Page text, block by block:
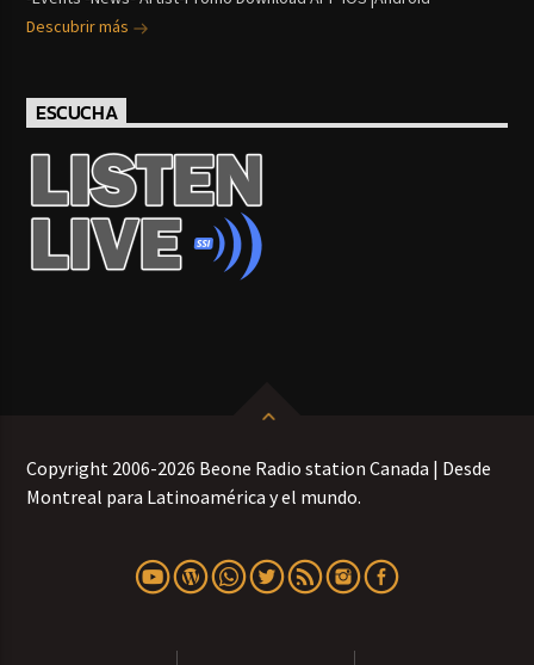
Descubrir más
ESCUCHA
Copyright 2006-2026 Beone Radio station Canada | Desde
Montreal para Latinoamérica y el mundo.